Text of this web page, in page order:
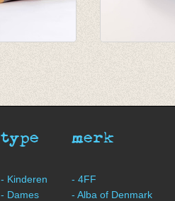
type
- Kinderen
- Dames
merk
- 4FF
- Alba of Denmark